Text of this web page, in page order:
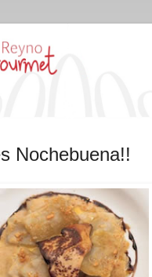
Nochebuena!!